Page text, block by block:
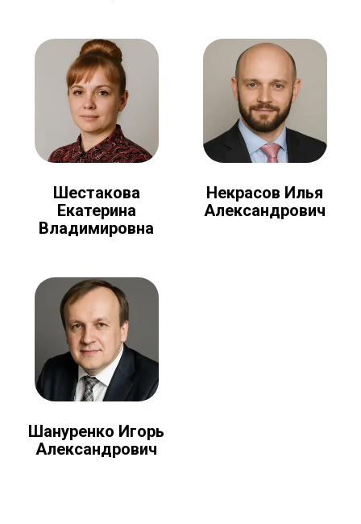
Шестакова
Екатерина
Владимировна
Некрасов Илья
Александрович
Шануренко Игорь
Александрович